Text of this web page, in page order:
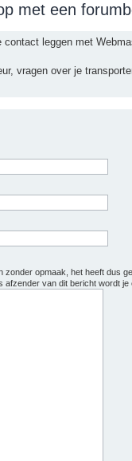
met een
contact leggen met
vragen over je
zonder opmaak, het heeft dus
afzender van dit bericht wordt je